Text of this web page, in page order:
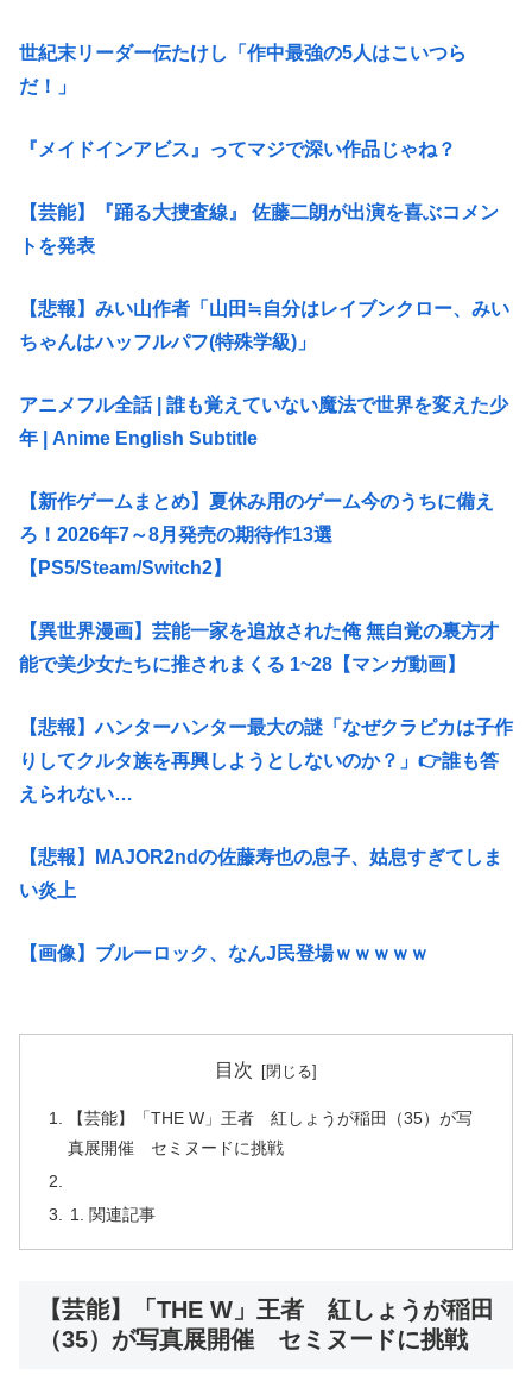
世紀末リーダー伝たけし「作中最強の5人はこいつら
だ！」
『メイドインアビス』ってマジで深い作品じゃね？
【芸能】『踊る大捜査線』 佐藤二朗が出演を喜ぶコメン
トを発表
【悲報】みい山作者「山田≒自分はレイブンクロー、みい
ちゃんはハッフルパフ(特殊学級)」
アニメフル全話 | 誰も覚えていない魔法で世界を変えた少
年 | Anime English Subtitle
【新作ゲームまとめ】夏休み用のゲーム今のうちに備え
ろ！2026年7～8月発売の期待作13選
【PS5/Steam/Switch2】
【異世界漫画】芸能一家を追放された俺 無自覚の裏方才
能で美少女たちに推されまくる 1~28【マンガ動画】
【悲報】ハンターハンター最大の謎「なぜクラピカは子作
りしてクルタ族を再興しようとしないのか？」👉️誰も答
えられない…
【悲報】MAJOR2ndの佐藤寿也の息子、姑息すぎてしま
い炎上
【画像】ブルーロック、なんJ民登場ｗｗｗｗｗ
目次
【芸能】「THE W」王者 紅しょうが稲田（35）が写
真展開催 セミヌードに挑戦
関連記事
【芸能】「THE W」王者 紅しょうが稲田
（35）が写真展開催 セミヌードに挑戦